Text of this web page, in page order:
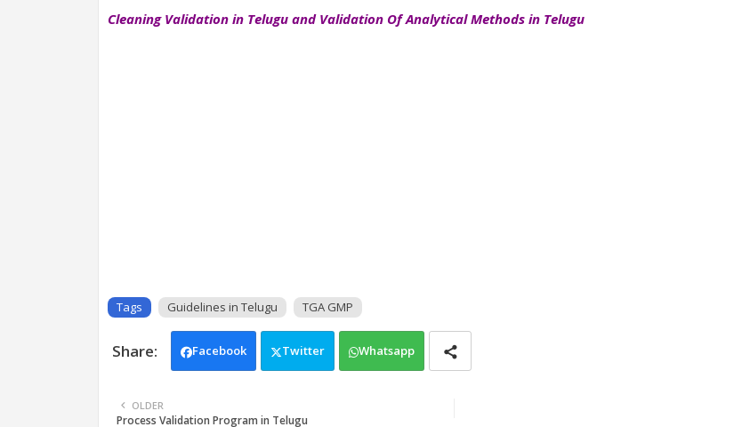
Cleaning Validation in Telugu and Validation Of Analytical Methods in Telugu
Tags Guidelines in Telugu TGA GMP
Facebook Twitter Whatsapp
OLDER
Process Validation Program in Telugu